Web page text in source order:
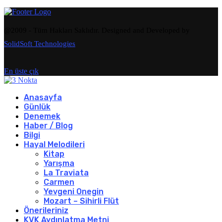
SolidSoft Technologies
En üste çık
Anasayfa
Günlük
Denemek
Haber / Blog
Bilgi
Hayal Melodileri
Kitap
Yarışma
La Traviata
Carmen
Yevgeni Onegin
Mozart – Sihirli Flüt
Önerileriniz
KVK Aydınlatma Metni